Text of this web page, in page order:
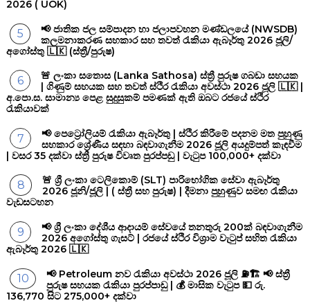
2026 ( UOK)
📢 ජාතික ජල සම්පාදන හා ජලාපවහන මණ්ඩලයේ (NWSDB)
කලමනාකරණ සහකාර සහ තවත් රැකියා ඇබෑර්තු 2026 ජූලි/
අගෝස්තු 🇱🇰 (ස්ත්‍රී/පුරුෂ)
🚨 ලංකා සතොස (Lanka Sathosa) ස්ත්‍රී පුරුෂ ගබඩා සහයක
| ගිණුම් සහයක සහ තවත් ස්ථිර රැකියා අවස්ථා 2026 ජූලි 🇱🇰 |
අ.පො.ස. සාමාන්‍ය පෙළ සුදුසුකම් පමණක් ඇති ඔබට රජයේ ස්ථිර
රැකියාවක්
📢 පෙට්‍රෝලියම් රැකියා ඇබෑර්තු | ස්ථිර කිරීමේ පදනම මත පුහුණු
සහකාර ශ්‍රේණීය සඳහා බඳවාගැනීම 2026 ජූලි අයදුම්පත් කැඳවීම
| වසර 35 දක්වා ස්ත්‍රී පුරුෂ විවෘත පුරප්පඩු | වැටුප 100,000+ දක්වා
🚨 ශ්‍රී ලංකා ටෙලිකොම් (SLT) පාරිභෝගික සේවා ඇබෑර්තු
2026 ජූනි/ජූලි | ( ස්ත්‍රී සහ පුරුෂ) | දීමනා පුහුණුව සමඟ රැකියා
වැඩසටහන
📢 ශ්‍රී ලංකා දේශීය ආදායම් සේවයේ තනතුරු 200ක් බඳවාගැනීම
2026 අගෝස්තු ගැසට් | රජයේ ස්ථිර විශ්‍රාම වැටුප් සහිත රැකියා
ඇබෑර්තු 2026 🇱🇰
📢 Petroleum නව රැකියා අවස්ථා 2026 ජූලි ⛽🏗️ 📢 ස්ත්‍රී
පුරුෂ සහයක රැකියා පුරප්පාඩු | 💰 මාසික වැටුප 💵 රු.
136,770 සිට 275,000+ දක්වා